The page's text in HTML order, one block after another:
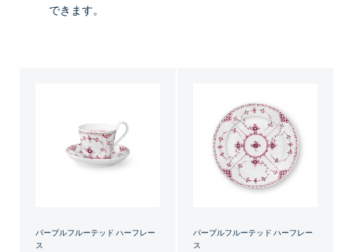
できます。
パープルフルーテッド ハーフレー
ス
パープルフルーテッド ハーフレー
ス